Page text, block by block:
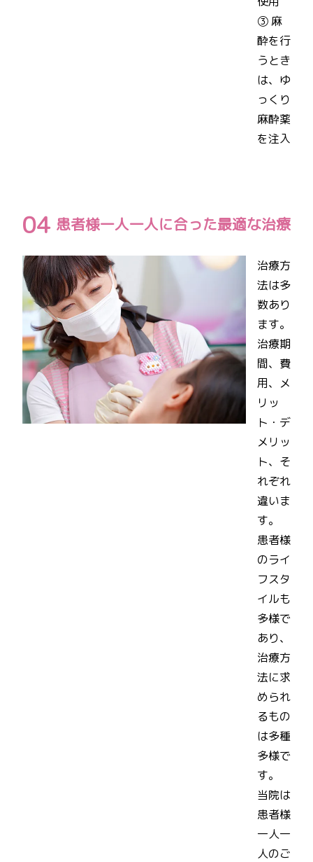
③ 麻
酔を行
うとき
は、ゆ
っくり
麻酔薬
を注入
患者様一人一人に合った最適な治療
治療方
法は多
数あり
ます。
治療期
間、費
用、メ
リッ
ト・デ
メリッ
ト、そ
れぞれ
違いま
す。
患者様
のライ
フスタ
イルも
多様で
あり、
治療方
法に求
められ
るもの
は多種
多様で
す。
当院は
患者様
一人一
人のご